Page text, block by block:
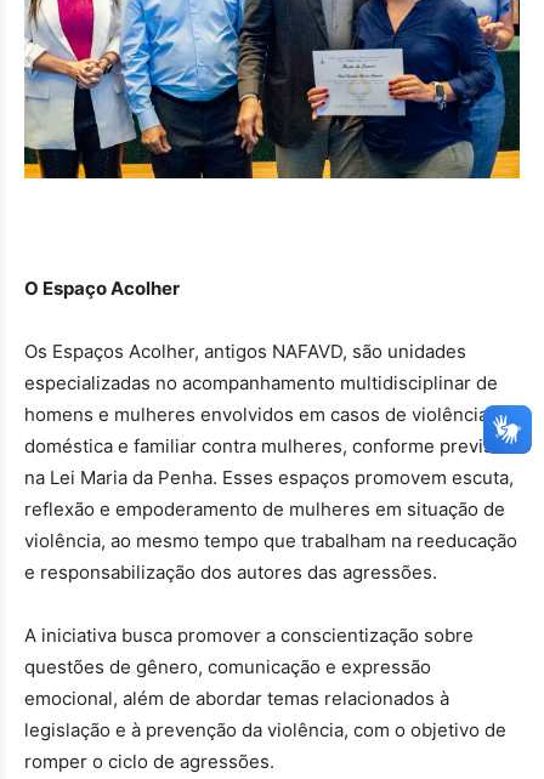
O Espaço Acolher
Os Espaços Acolher, antigos NAFAVD, são unidades
especializadas no acompanhamento multidisciplinar de
homens e mulheres envolvidos em casos de violência
doméstica e familiar contra mulheres, conforme previsto
na Lei Maria da Penha. Esses espaços promovem escuta,
reflexão e empoderamento de mulheres em situação de
violência, ao mesmo tempo que trabalham na reeducação
e responsabilização dos autores das agressões.
A iniciativa busca promover a conscientização sobre
questões de gênero, comunicação e expressão
emocional, além de abordar temas relacionados à
legislação e à prevenção da violência, com o objetivo de
romper o ciclo de agressões.